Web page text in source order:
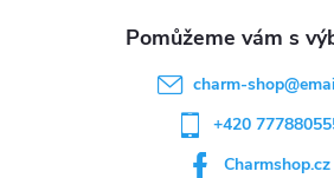
charm-shop@
+420
Charmshop.cz